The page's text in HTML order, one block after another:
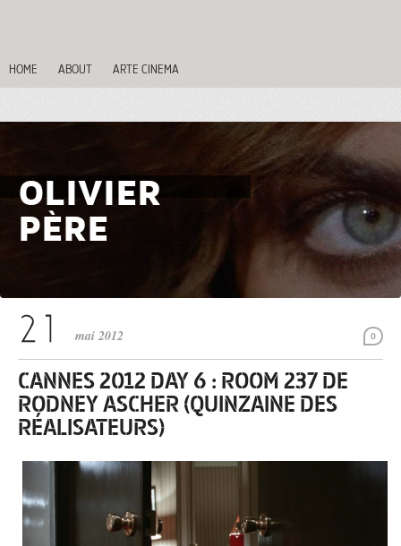
HOME ABOUT ARTE CINEMA
OLIVIER
PÈRE
0
mai 2012
CANNES 2012 DAY 6 : ROOM 237 DE
RODNEY ASCHER (QUINZAINE DES
RÉALISATEURS)